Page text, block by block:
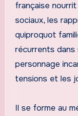
française
sociaux, les
quiproquot
récurrents dans
personnage
tensions et les
Il se forme au